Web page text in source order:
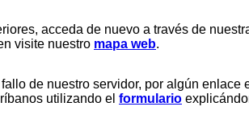
acceda de nuevo a través de
visite nuestro mapa web.
de nuestro servidor, por algún enlace
utilizando el formulario